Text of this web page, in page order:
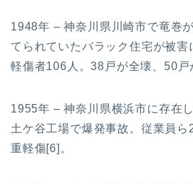
1948年 – 神奈川県川崎市で竜巻
てられていたバラック住宅が被害
軽傷者106人。38戸が全壊、50戸
1955年 – 神奈川県横浜市に存在
土ケ谷工場で爆発事故。従業員
重軽傷[6]。